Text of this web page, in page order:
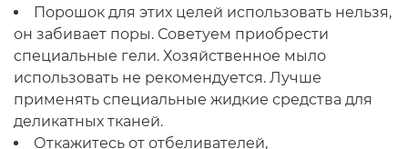
Порошок для этих целей использовать нельзя,
он забивает поры. Советуем приобрести
специальные гели. Хозяйственное мыло
использовать не рекомендуется. Лучше
применять специальные жидкие средства для
деликатных тканей.
Откажитесь от отбеливателей,